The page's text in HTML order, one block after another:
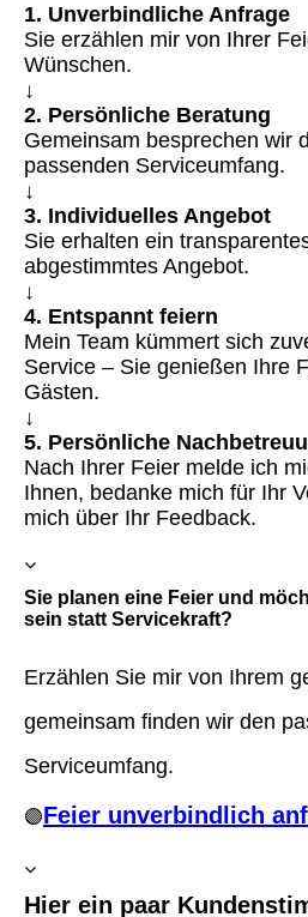
1. Unverbindliche Anfrage
Sie erzählen mir von Ihrer
Wünschen.
↓
2. Persönliche Beratung
Gemeinsam besprechen wir
passenden Serviceumfang.
↓
3. Individuelles Angebot
Sie erhalten ein
abgestimmtes Angebot.
↓
4. Entspannt feiern
Mein Team kümmert sich
Service – Sie genießen Ihre
Gästen.
↓
5. Persönliche
Nach Ihrer Feier melde ich
Ihnen, bedanke mich für Ihr
mich über Ihr Feedback.
Sie planen eine Feier und
sein statt Servicekraft?
Erzählen Sie mir von Ihrem
gemeinsam finden wir den
Serviceumfang.
🟣Feier unverbindlich
Hier ein paar